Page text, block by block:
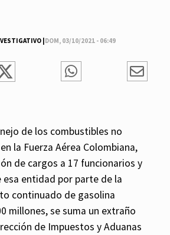
| DOM, 03/10/2021 - 06:49
de los combustibles no
la Fuerza Aérea Colombiana,
de cargos a 17 funcionarios y
esa entidad por parte de la
continuado de gasolina
millones, se suma un extraño
de Impuestos y Aduanas